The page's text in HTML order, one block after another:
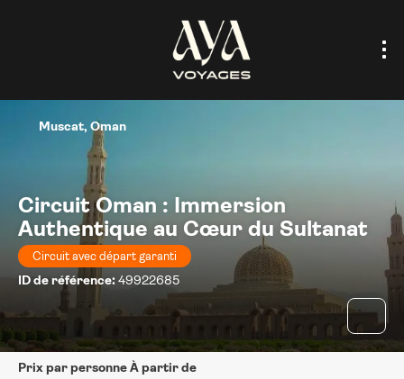
Circuit Oman : Immersion
Authentique au Cœur du Sultanat
Circuit avec départ garanti
ID de référence:49922685
Muscat, Oman
prix par personne À partir de